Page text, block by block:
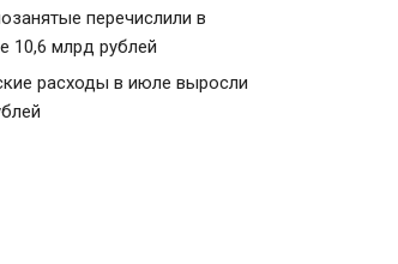
перечислили в
10,6 млрд рублей
расходы в июле выросли